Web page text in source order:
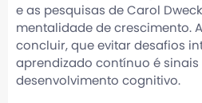
e as pesquisas de Carol
mentalidade de crescimento.
concluir, que evitar desafios
aprendizado contínuo é sinais
desenvolvimento cognitivo.